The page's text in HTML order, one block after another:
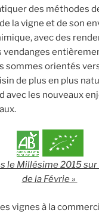
des méthodes
la vigne et de son
avec des
vendanges
sommes orientés
de plus en plus
avec les nouveaux
le Millésime 2015 sur
de la Févrie »
vignes à la